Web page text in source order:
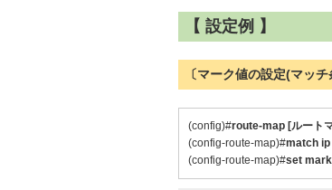
【 設定例 】
〔マーク値の設定(マッ
(config)#route-map [ルート
(config-route-map)#match ip
(config-route-map)#set mark